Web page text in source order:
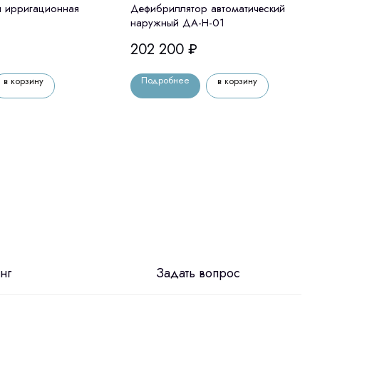
ирригационная
в корзину
Дефибриллятор автоматический
наружный ДА-Н-01
202 200 ₽
Подробнее в корзину
Задать вопрос